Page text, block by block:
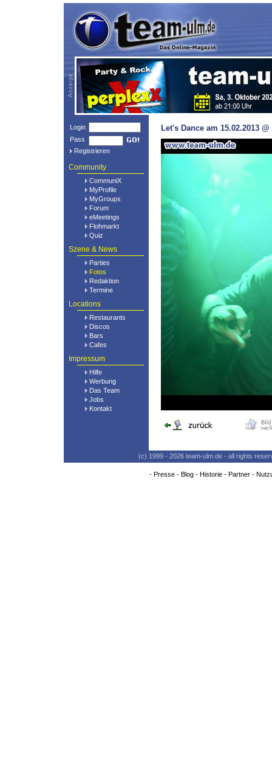
Login
Pass
Registrieren
Community
CommuniX
MyProfile
MyGroups
Forum
eMeetings
Flohmarkt
Quiz
Szene & News
Parties
Fotos
Redaktion
Termine
Locations
Restaurants
Discos
Bars
Cafes
Impressum
Hilfe
Werbung
Das Team
Jobs
Kontakt
Let's Dance am 15.02.2013
(c) 1999 - 2026 team-ulm.de - all rights
- Presse- Blog- Historie- Partner-